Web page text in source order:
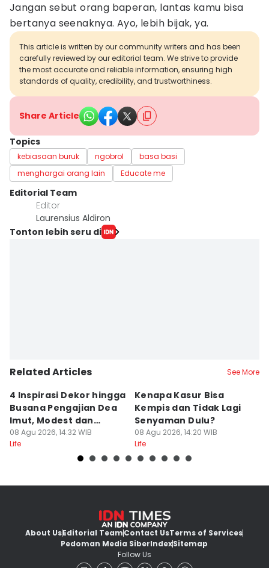
Jangan sebut orang baperan, lantas kamu bisa
bertanya seenaknya. Ayo, lebih bijak, ya.
This article is written by our community writers and has been
carefully reviewed by our editorial team. We strive to provide
the most accurate and reliable information, ensuring high
standards of quality, credibility, and trustworthiness.
Share Article
Topics
kebiasaan buruk ngobrol
basa basi
menghargai orang lain
Educate me
Editorial Team
Editor
Laurensius Aldiron
Tonton lebih seru di
Related Articles See More
4 Inspirasi Dekor hingga
Busana Pengajian Dea
Imut, Modest dan
Anggun!
08 Agu 2026, 14:32 WIB
Life
Kenapa Kasur Bisa
Kempis dan Tidak Lagi
Senyaman Dulu?
08 Agu 2026, 14:20 WIB
Life
About UsEditorial TeamContact UsTerms of Services
Pedoman Media SiberIndexSitemap
Follow Us